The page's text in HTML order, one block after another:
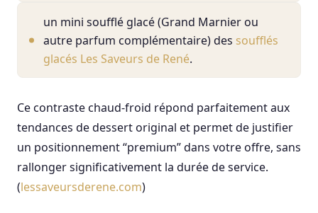
un mini soufflé glacé (Grand Marnier ou
autre parfum complémentaire) des soufflés
glacés Les Saveurs de René.
Ce contraste chaud-froid répond parfaitement aux
tendances de dessert original et permet de justifier
un positionnement “premium” dans votre offre, sans
rallonger significativement la durée de service.
(lessaveursderene.com)